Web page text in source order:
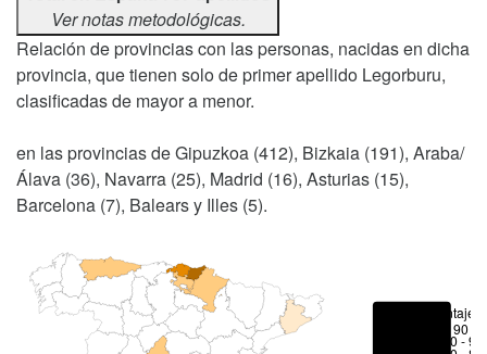
Ver notas metodológicas.
Relación de provincias con las personas, nacidas en dicha
provincia, que tienen solo de primer apellido Legorburu,
clasificadas de mayor a menor.
en las provincias de Gipuzkoa (412), Bizkaia (191), Araba/
Álava (36), Navarra (25), Madrid (16), Asturias (15),
Barcelona (7), Balears y Illes (5).
Porcentajes
> 90 %
80 -